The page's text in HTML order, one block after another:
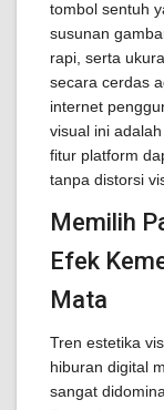
tombol sentuh
susunan
rapi, serta
secara cerdas
internet
visual ini
fitur platform
tanpa distorsi
Memilih
Efek
Mata
Tren estetika
hiburan digital
sangat